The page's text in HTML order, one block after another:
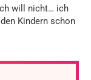
will nicht… ich
Kindern schon